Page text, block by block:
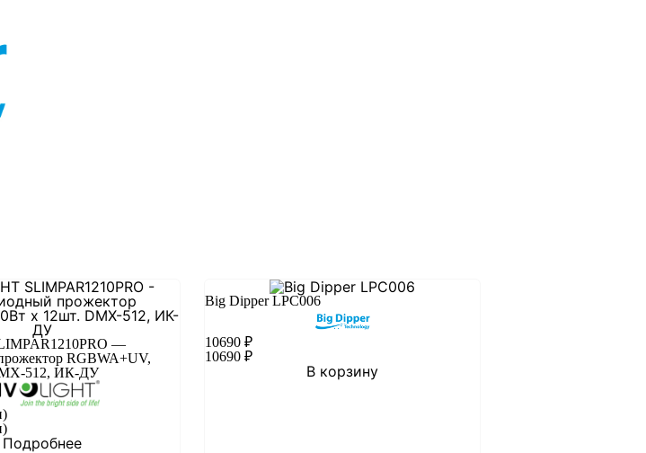
—
RGBWA+UV,
512, ИК-ДУ
Подробнее
Big Dipper LPC006
10690 ₽
10690 ₽
В корзину